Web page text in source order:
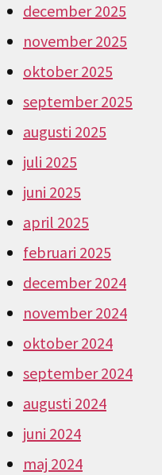
december 2025
november 2025
oktober 2025
september 2025
augusti 2025
juli 2025
juni 2025
april 2025
februari 2025
december 2024
november 2024
oktober 2024
september 2024
augusti 2024
juni 2024
maj 2024